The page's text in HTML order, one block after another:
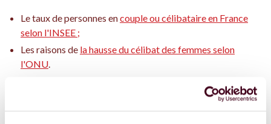
Le taux de personnes encouple ou célibataire en France
selon l'INSEE ;
Les raisons de la hausse du célibat des femmes selon
l'ONU.
Vous voulez de la force et de l'amour ? Cet épisode est fait
pour vous !